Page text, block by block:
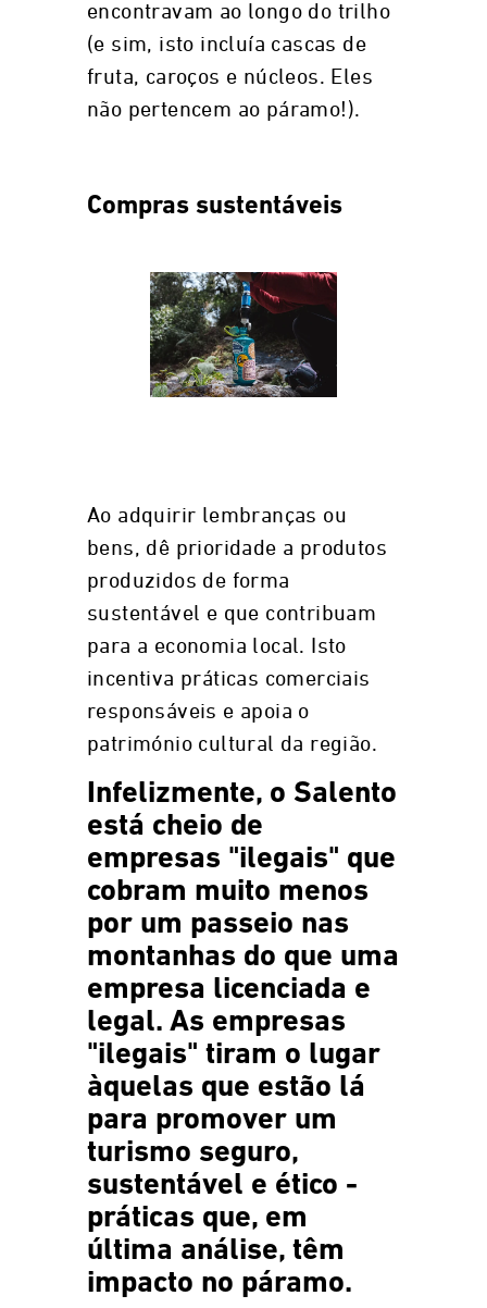
encontravam ao longo do trilho
(e sim, isto incluía cascas de
fruta, caroços e núcleos. Eles
não pertencem ao páramo!).
Compras sustentáveis
Ao adquirir lembranças ou
bens, dê prioridade a produtos
produzidos de forma
sustentável e que contribuam
para a economia local. Isto
incentiva práticas comerciais
responsáveis e apoia o
património cultural da região.
Infelizmente, o Salento
está cheio de
empresas "ilegais" que
cobram muito menos
por um passeio nas
montanhas do que uma
empresa licenciada e
legal. As empresas
"ilegais" tiram o lugar
àquelas que estão lá
para promover um
turismo seguro,
sustentável e ético -
práticas que, em
última análise, têm
impacto no páramo.